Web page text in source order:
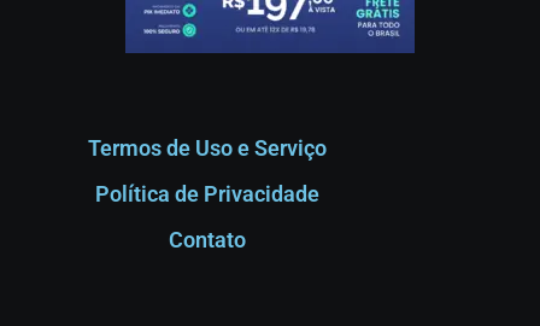
Termos de Uso e Serviço
Política de Privacidade
Contato